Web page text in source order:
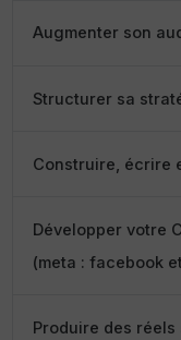
Augmenter son
Structurer sa
Construire, écrire
Développer votre
(meta : facebook
Produire des